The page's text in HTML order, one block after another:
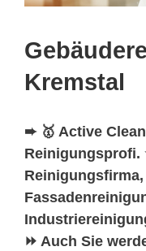
Kremstal
➨ 🥇 Active
Reinigungsprofi.
⏩ Auch Sie